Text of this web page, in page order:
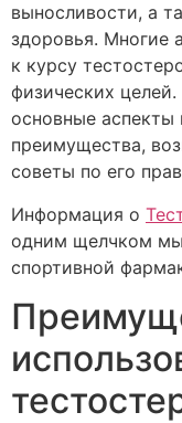
выносливости, а
здоровья. Многие
к курсу
физических
основные аспекты
преимущества,
советы по его
Информация о
одним щелчком
спортивной